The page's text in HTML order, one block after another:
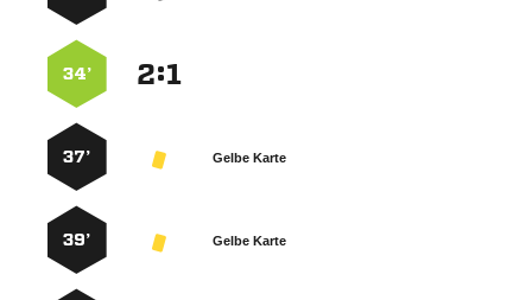
:
34’
Gelbe Karte
37’
Gelbe Karte
39’